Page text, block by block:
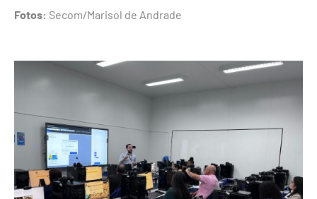
Fotos: Secom/Marisol de Andrade